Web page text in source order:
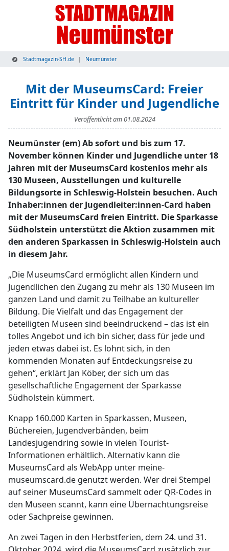
Stadtmagazin-SH.de Neumünster
Mit der MuseumsCard: Freier
Eintritt für Kinder und Jugendliche
Veröffentlicht am01.08.2024
Neumünster (em) Ab sofort und bis zum 17.
November können Kinder und Jugendliche unter 18
Jahren mit der MuseumsCard kostenlos mehr als
130 Museen, Ausstellungen und kulturelle
Bildungsorte in Schleswig-Holstein besuchen. Auch
Inhaber:innen der Jugendleiter:innen-Card haben
mit der MuseumsCard freien Eintritt. Die Sparkasse
Südholstein unterstützt die Aktion zusammen mit
den anderen Sparkassen in Schleswig-Holstein auch
in diesem Jahr.
„Die MuseumsCard ermöglicht allen Kindern und
Jugendlichen den Zugang zu mehr als 130 Museen im
ganzen Land und damit zu Teilhabe an kultureller
Bildung. Die Vielfalt und das Engagement der
beteiligten Museen sind beeindruckend – das ist ein
tolles Angebot und ich bin sicher, dass für jede und
jeden etwas dabei ist. Es lohnt sich, in den
kommenden Monaten auf Entdeckungsreise zu
gehen“, erklärt Jan Köber, der sich um das
gesellschaftliche Engagement der Sparkasse
Südholstein kümmert.
Knapp 160.000 Karten in Sparkassen, Museen,
Büchereien, Jugendverbänden, beim
Landesjugendring sowie in vielen Tourist-
Informationen erhältlich. Alternativ kann die
MuseumsCard als WebApp unter meine-
museumscard.de genutzt werden. Wer drei Stempel
auf seiner MuseumsCard sammelt oder QR-Codes in
den Museen scannt, kann eine Übernachtungsreise
oder Sachpreise gewinnen.
An zwei Tagen in den Herbstferien, dem 24. und 31.